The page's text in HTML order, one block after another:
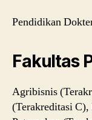
Pendidikan
Fakultas
Agribisnis
(Terakreditasi